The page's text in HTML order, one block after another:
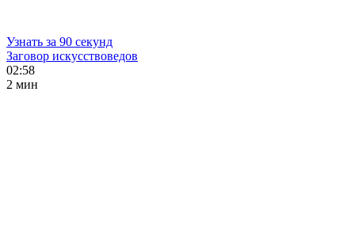
Узнать за 90 секунд
Заговор искусствоведов
02:58
2 мин